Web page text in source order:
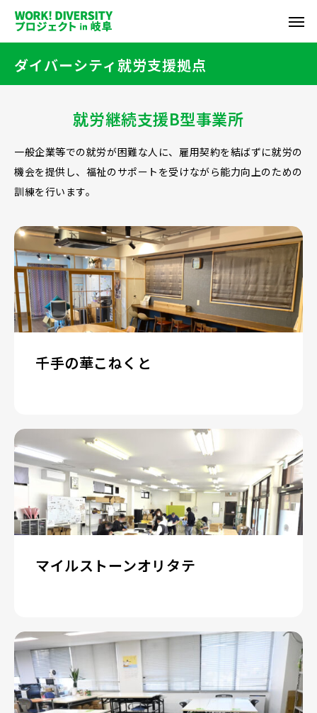
ダイバーシティ就労支援拠点
就労継続支援B型事業所
一般企業等での就労が困難な人に、雇用契約を結ばずに就労の
機会を提供し、福祉のサポートを受けながら能力向上のための
訓練を行います。
千手の華こねくと
マイルストーンオリタテ